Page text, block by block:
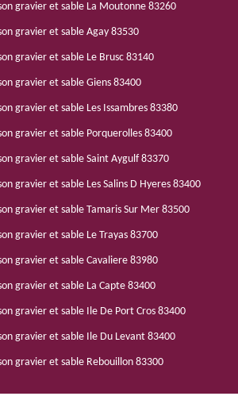
gravier et sable La Moutonne 83260
gravier et sable Agay 83530
gravier et sable Le Brusc 83140
gravier et sable Giens 83400
gravier et sable Les Issambres 83380
gravier et sable Porquerolles 83400
gravier et sable Saint Aygulf 83370
gravier et sable Les Salins D Hyeres 83400
gravier et sable Tamaris Sur Mer 83500
gravier et sable Le Trayas 83700
gravier et sable Cavaliere 83980
gravier et sable La Capte 83400
gravier et sable Ile De Port Cros 83400
gravier et sable Ile Du Levant 83400
gravier et sable Rebouillon 83300